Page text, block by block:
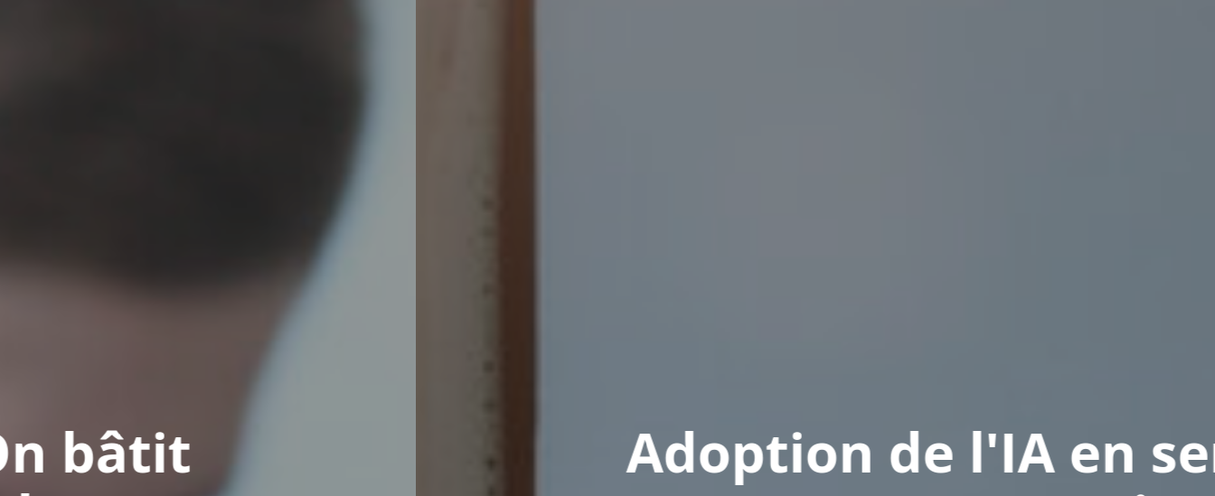
Adoption de l'IA en semaines,